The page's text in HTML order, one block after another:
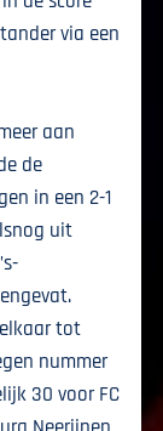
via een
aan
de
in een 2-1
uit
tot
nummer
30 voor FC